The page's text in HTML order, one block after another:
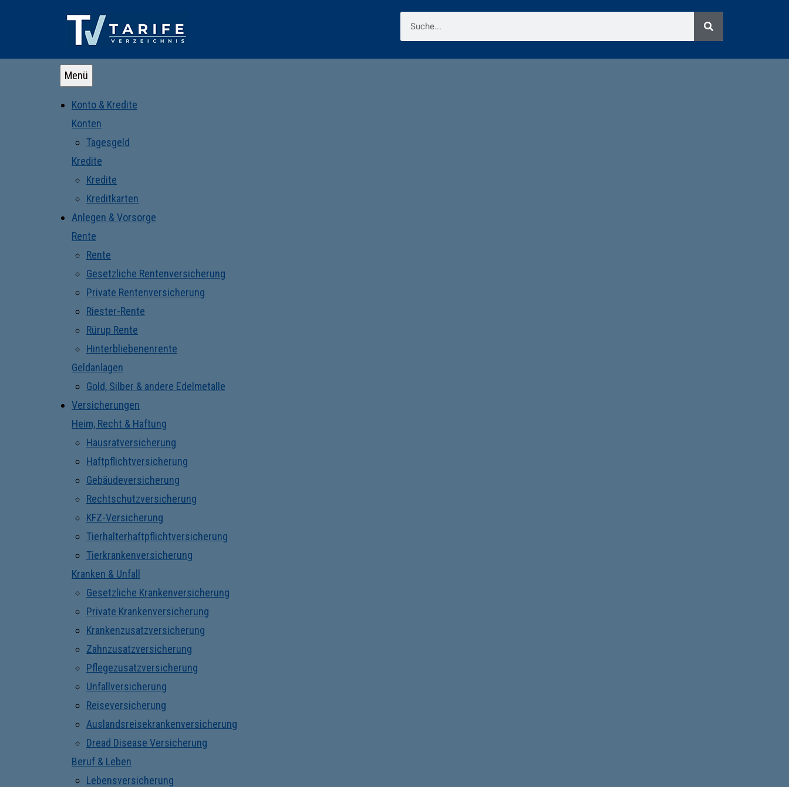
Menü
Konto & Kredite
Konten
Tagesgeld
Kredite
Kredite
Kreditkarten
Anlegen & Vorsorge
Rente
Rente
Gesetzliche Rentenversicherung
Private Rentenversicherung
Riester-Rente
Rürup Rente
Hinterbliebenenrente
Geldanlagen
Gold, Silber & andere Edelmetalle
Versicherungen
Heim, Recht & Haftung
Hausratversicherung
Haftpflichtversicherung
Gebäudeversicherung
Rechtschutzversicherung
KFZ-Versicherung
Tierhalterhaftpflichtversicherung
Tierkrankenversicherung
Kranken & Unfall
Gesetzliche Krankenversicherung
Private Krankenversicherung
Krankenzusatzversicherung
Zahnzusatzversicherung
Pflegezusatzversicherung
Unfallversicherung
Reiseversicherung
Auslandsreisekrankenversicherung
Dread Disease Versicherung
Beruf & Leben
Lebensversicherung